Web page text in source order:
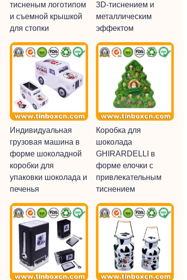
тисненым логотипом
и съемной крышкой
для стопки
3D-тиснением и
металлическим
эффектом
Индивидуальная
грузовая машина в
форме шоколадной
коробки для
упаковки шоколада и
печенья
Коробка для
шоколада
GHIRARDELLI в
форме елочки с
привлекательным
тиснением